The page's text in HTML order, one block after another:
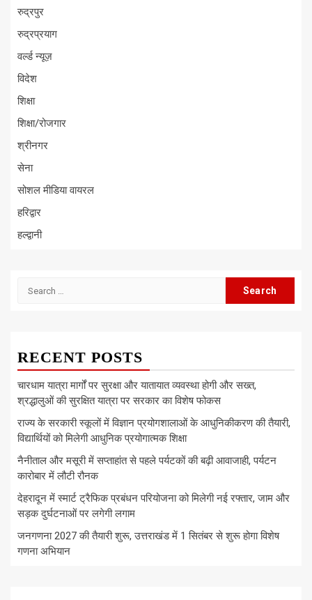
रुद्रपुर
रुद्रप्रयाग
वर्ल्ड न्यूज़
विदेश
शिक्षा
शिक्षा/रोजगार
श्रीनगर
सेना
सोशल मीडिया वायरल
हरिद्वार
हल्द्वानी
Search
RECENT POSTS
चारधाम यात्रा मार्गों पर सुरक्षा और यातायात व्यवस्था होगी और सख्त,
श्रद्धालुओं की सुरक्षित यात्रा पर सरकार का विशेष फोकस
राज्य के सरकारी स्कूलों में विज्ञान प्रयोगशालाओं के आधुनिकीकरण की तैयारी,
विद्यार्थियों को मिलेगी आधुनिक प्रयोगात्मक शिक्षा
नैनीताल और मसूरी में सप्ताहांत से पहले पर्यटकों की बढ़ी आवाजाही, पर्यटन
कारोबार में लौटी रौनक
देहरादून में स्मार्ट ट्रैफिक प्रबंधन परियोजना को मिलेगी नई रफ्तार, जाम और
सड़क दुर्घटनाओं पर लगेगी लगाम
जनगणना 2027 की तैयारी शुरू, उत्तराखंड में 1 सितंबर से शुरू होगा विशेष
गणना अभियान